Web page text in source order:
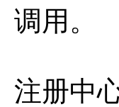
调用。
注册中